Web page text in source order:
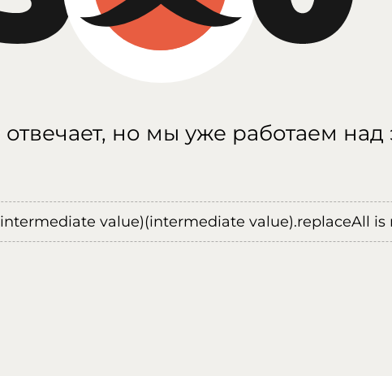
но мы уже работаем над
value)(intermediate value).replaceAll is